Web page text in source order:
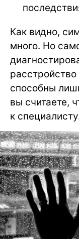
Как видно,
много. Но
способны
вы считаете,
к